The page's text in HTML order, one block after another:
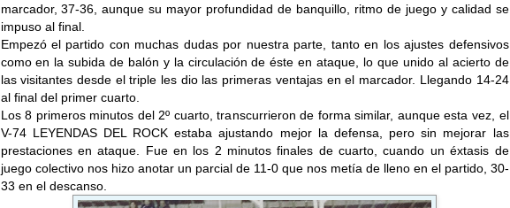
marcador, 37-36, aunque su mayor profundidad de banquillo, ritmo de juego y calidad se
impuso al final.
Empezó el partido con muchas dudas por nuestra parte, tanto en los ajustes defensivos
como en la subida de balón y la circulación de éste en ataque, lo que unido al acierto de
las visitantes desde el triple les dio las primeras ventajas en el marcador. Llegando 14-24
al final del primer cuarto.
Los 8 primeros minutos del 2º cuarto, transcurrieron de forma similar, aunque esta vez, el
V-74 LEYENDAS DEL ROCK estaba ajustando mejor la defensa, pero sin mejorar las
prestaciones en ataque. Fue en los 2 minutos finales de cuarto, cuando un éxtasis de
juego colectivo nos hizo anotar un parcial de 11-0 que nos metía de lleno en el partido, 30-
33 en el descanso.